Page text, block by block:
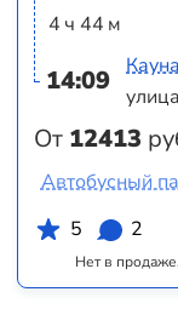
4 ч 44 м
14:09
От 12413
Нет в
Автобусный
5
2